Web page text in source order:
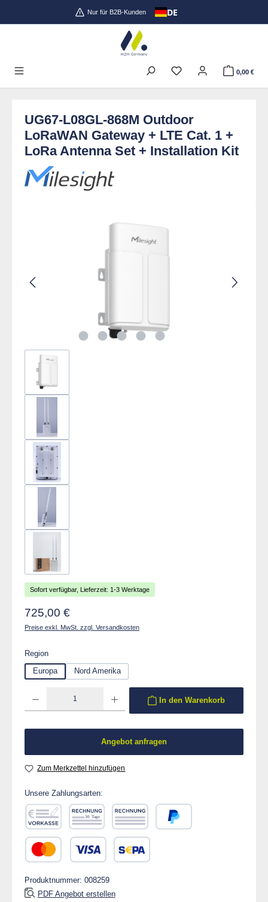
Zum Hauptinhalt springenNur für B2B-Kunden DE
0,00 €
UG67-L08GL-868M Outdoor
LoRaWAN Gateway + LTE Cat. 1 +
LoRa Antenna Set + Installation Kit
Sofort verfügbar, Lieferzeit: 1-3 Werktage
Regulärer Preis:
725,00 €
Preise exkl. MwSt. zzgl. Versandkosten
Regionauswählen
Europa
Nord Amerika
In den Warenkorb
Angebot anfragen
Zum Merkzettel hinzufügen
Unsere Zahlungsarten:
Vorkasse Rechnung 30 Tage
Rechnung
Produktnummer: 008259
PDF Angebot erstellen